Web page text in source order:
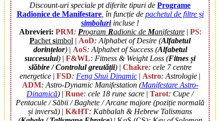
Discount-uri speciale pt diferite tipuri de Programe
Radionice de Manifestare, în funcție de pachetul de filtre și
simboluriincluse !
Abrevieri: PRM: Program Radionic de Manifestare| PS:
Pachet simbol | AoD: Alphabet of Desire (Alfabetul
dorințelor)| AoS: Alphabet of Success (Alfabetul
succesului) | F&WL: Fitness & Weight Loss (Fitnes și
slăbire / Controlul greutății) | Chakre: cele 7 centre
energetice | FSD: Feng Shui Dinamic | Astro: Astrologie |
ADM: Astro-Dynamic Manifestation (Manifestare Astro-
Dinamică) | Rune: cele 18 rune sacre | Tarot: Cupe /
Pentacule / Săbii / Baghete / Arcane majore (poziție normală
și inversă) | K&HT: Kabbalah & Hebrew Talismans